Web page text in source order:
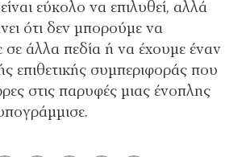
εύκολο να επιλυθεί, αλλά
ότι δεν μπορούμε να
σε άλλα πεδία ή να έχουμε έναν
επιθετικής συμπεριφοράς που
στις παρυφές μιας ένοπλης